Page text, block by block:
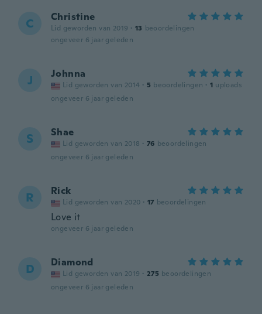
C Christine
Lid geworden van 2019 · 13 beoordelingen
ongeveer 6 jaar geleden
J Johnna
Lid geworden van 2014 · 5 beoordelingen · 1 uploads
ongeveer 6 jaar geleden
S Shae
Lid geworden van 2018 · 76 beoordelingen
ongeveer 6 jaar geleden
R Rick
Lid geworden van 2020 · 17 beoordelingen
Love it
ongeveer 6 jaar geleden
D Diamond
Lid geworden van 2019 · 275 beoordelingen
ongeveer 6 jaar geleden